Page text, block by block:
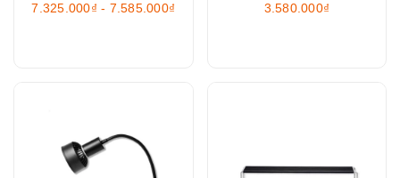
7.325.000₫ - 7.585.000₫
3.580.000₫